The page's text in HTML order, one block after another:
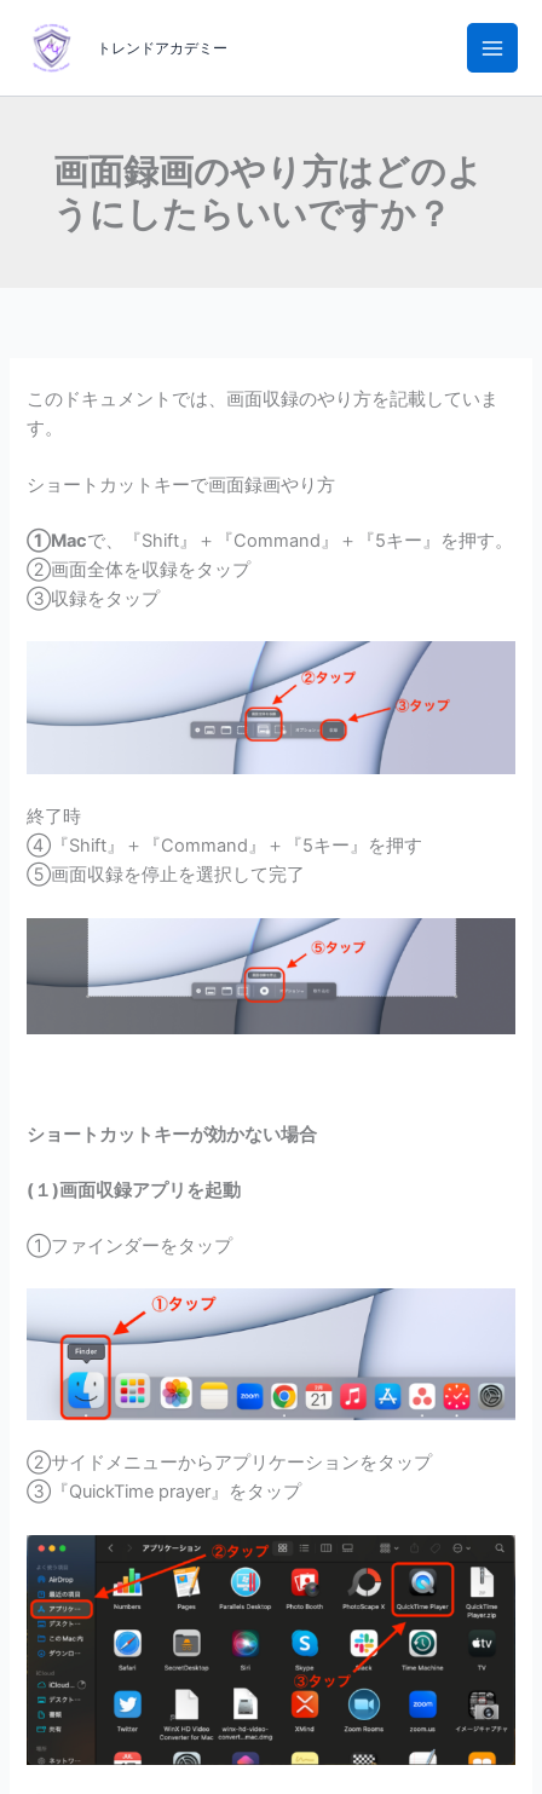
ス
トレンドアカデミー
画面録画のやり方はどのよ
うにしたらいいですか？
このドキュメントでは、画面収録のやり方を記載していま
す。
ショートカットキーで画面録画やり方
①Macで、『Shift』＋『Command』＋『5キー』を押す。
②画面全体を収録をタップ
③収録をタップ
終了時
④ 『Shift』＋『Command』＋『5キー』を押す
⑤画面収録を停止を選択して完了
ショートカットキーが効かない場合
(１)画面収録アプリを起動
①ファインダーをタップ
②サイドメニューからアプリケーションをタップ
③『QuickTime prayer』をタップ